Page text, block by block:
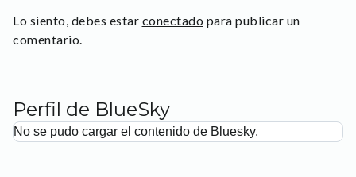
Lo siento, debes estar conectado para publicar un
comentario.
Perfil de BlueSky
No se pudo cargar el contenido de Bluesky.